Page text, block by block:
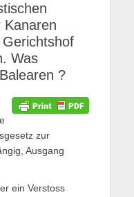
Kanaren
Was
?
zur
Ausgang
ein Verstoss